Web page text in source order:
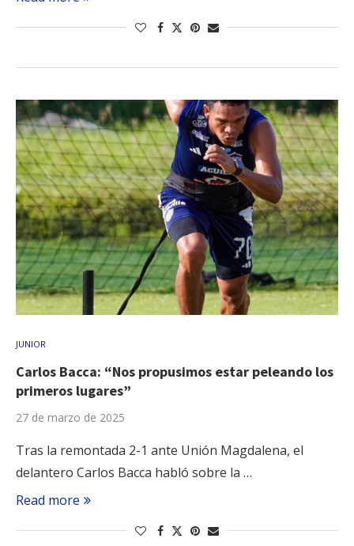
JUNIOR
Carlos Bacca: “Nos propusimos estar peleando los
primeros lugares”
27 de marzo de 2025
Tras la remontada 2-1 ante Unión Magdalena, el
delantero Carlos Bacca habló sobre la …
Read more